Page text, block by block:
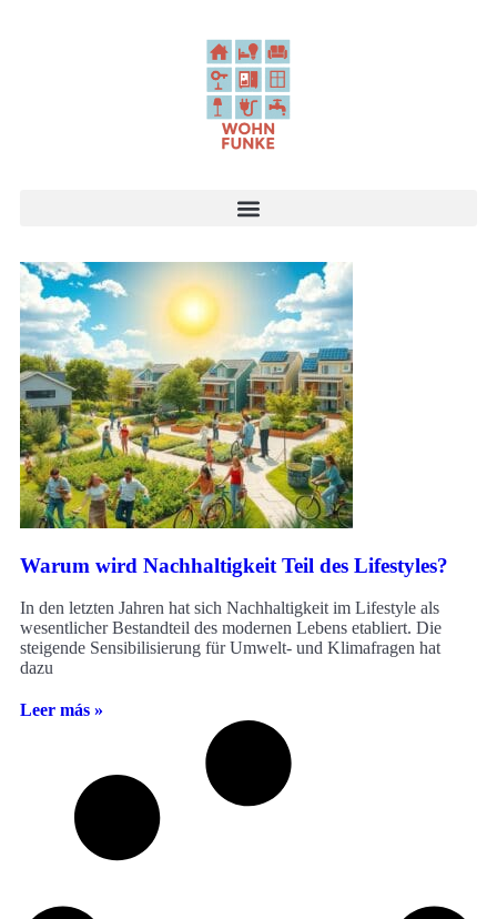
Warum wird Nachhaltigkeit Teil des Lifestyles?
In den letzten Jahren hat sich Nachhaltigkeit im Lifestyle als
wesentlicher Bestandteil des modernen Lebens etabliert. Die
steigende Sensibilisierung für Umwelt- und Klimafragen hat
dazu
Leer más »